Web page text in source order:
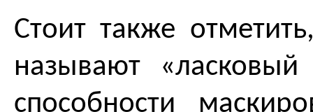
Стоит также
называют
способности